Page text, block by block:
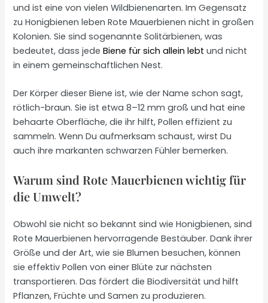
und ist eine von vielen Wildbienenarten. Im Gegensatz
zu Honigbienen leben Rote Mauerbienen nicht in großen
Kolonien. Sie sind sogenannte Solitärbienen, was
bedeutet, dass jedeBiene für sich allein lebt und nicht
in einem gemeinschaftlichen Nest.
Der Körper dieser Biene ist, wie der Name schon sagt,
rötlich-braun. Sie ist etwa 8–12 mm groß und hat eine
behaarte Oberfläche, die ihr hilft, Pollen effizient zu
sammeln. Wenn Du aufmerksam schaust, wirst Du
auch ihre markanten schwarzen Fühler bemerken.
Warum sind Rote Mauerbienen wichtig für
die Umwelt?
Obwohl sie nicht so bekannt sind wie Honigbienen, sind
Rote Mauerbienen hervorragende Bestäuber. Dank ihrer
Größe und der Art, wie sie Blumen besuchen, können
sie effektiv Pollen von einer Blüte zur nächsten
transportieren. Das fördert die Biodiversität und hilft
Pflanzen, Früchte und Samen zu produzieren.